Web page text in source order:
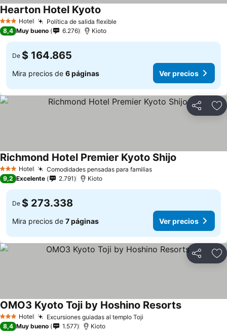
3 Estrellas
Hotel Política de salida flexibleVer precios
Hearton Hotel Kyoto
8,4 Muy bueno 6.276 Kioto
De $ 164.865
Mira precios de 6 páginas Ver precios
Compartir
3 Estrellas
Hotel Comodidades pensadas para familiasVer precios
Richmond Hotel Premier Kyoto Shijo
9,2 Excelente 2.791 Kioto
De $ 273.338
Mira precios de 7 páginas Ver precios
Compartir
3 Estrellas
Hotel Excursiones guiadas al templo Toji
OMO3 Kyoto Toji by Hoshino ResortsVer precios
8,4 Muy bueno 1.577 Kioto